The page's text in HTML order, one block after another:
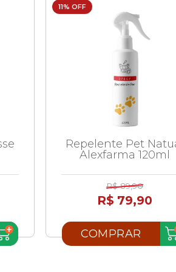
11% OFF
Repelente Pet
Alexfarma 120ml
R$ 89,90
R$ 79,90
COMPRAR